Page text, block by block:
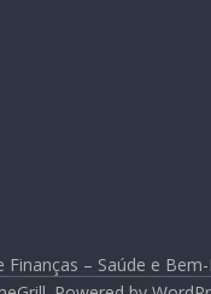
Finanças – Saúde e